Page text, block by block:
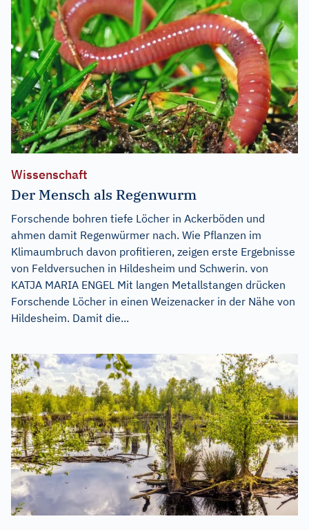
Wissenschaft
Der Mensch als Regenwurm
Forschende bohren tiefe Löcher in Ackerböden und
ahmen damit Regenwürmer nach. Wie Pflanzen im
Klimaumbruch davon profitieren, zeigen erste Ergebnisse
von Feldversuchen in Hildesheim und Schwerin. von
KATJA MARIA ENGEL Mit langen Metallstangen drücken
Forschende Löcher in einen Weizenacker in der Nähe von
Hildesheim. Damit die...